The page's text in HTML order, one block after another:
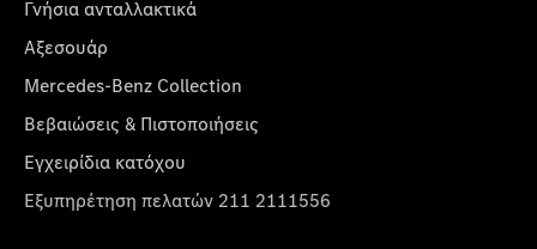
Γνήσια ανταλλακτικά
Αξεσουάρ
Mercedes-Benz Collection
Βεβαιώσεις & Πιστοποιήσεις
Εγχειρίδια κατόχου
Εξυπηρέτηση πελατών 211 2111556